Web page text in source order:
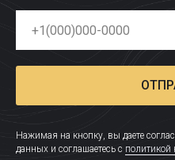
Нажимая на кнопку, вы даете
данных и соглашаетесь c политикой